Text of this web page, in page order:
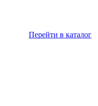
Перейти в каталог